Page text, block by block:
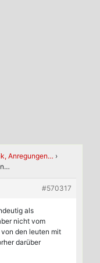
Anregungen… ›
#570317
als
nicht vom
den leuten mit
darüber